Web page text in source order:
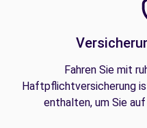
Fahren Sie mit
Haftpflichtversicherung
enthalten, um Sie